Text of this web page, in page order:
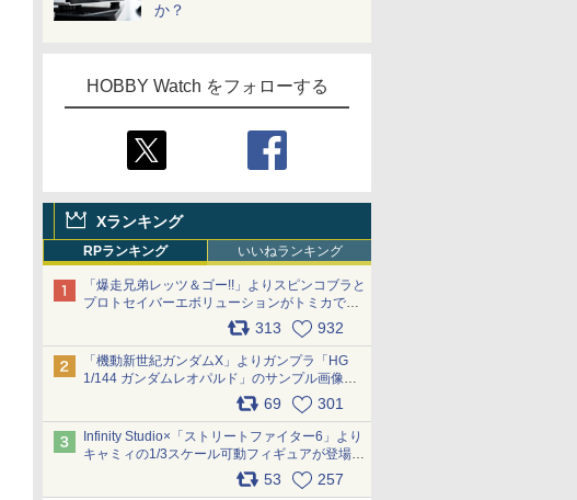
か？
HOBBY Watch をフォローする
Xランキング
RPランキング いいねランキング
「爆走兄弟レッツ＆ゴー!!」よりスピンコブラと
プロトセイバーエボリューションがトミカで登
場 pic.x.com/9paC75M2iL 313 932
「機動新世紀ガンダムX」よりガンプラ「HG
1/144 ガンダムレオパルド」のサンプル画像が
69 301
Infinity Studio×「ストリートファイター6」より
キャミィの1/3スケール可動フィギュアが登場
53 257